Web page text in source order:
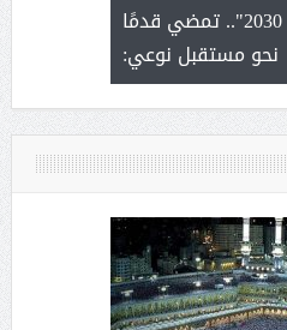
يحصل
رؤية المملكة 2030".. تمضي قدمًا
نحو مستقبل نوعي: